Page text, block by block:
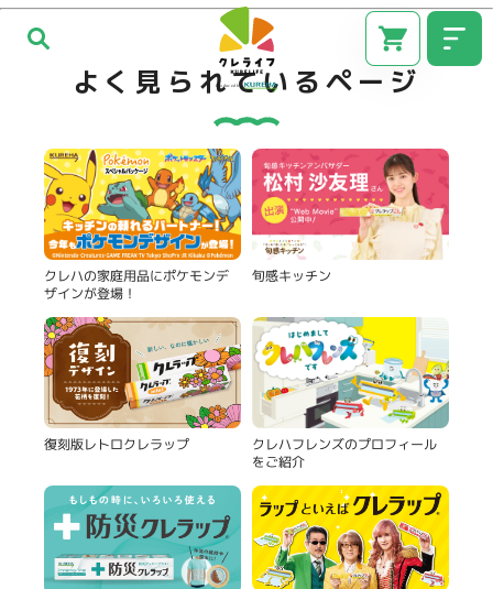
CM
よく見られているページ
クレハの家庭用品にポケモンデ
ザインが登場！
旬感キッチン
復刻版レトロクレラップ クレハフレンズのプロフィール
をご紹介